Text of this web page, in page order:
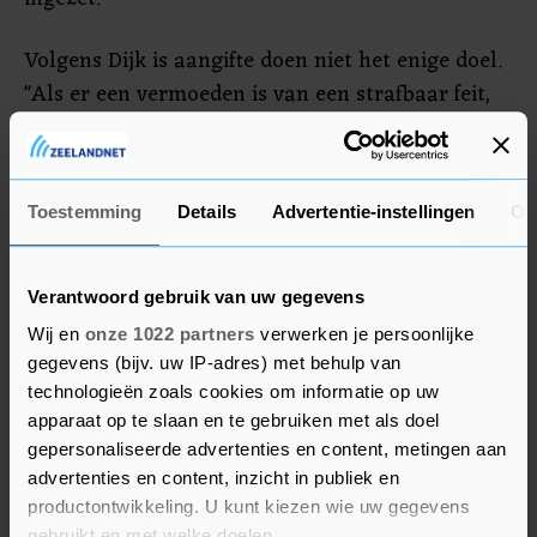
Toestemming Details Advertentie-instellingen
Verantwoord gebruik van uw gegevens
Wij en onze 1022 partners verwerken je persoonlijke
gegevens (bijv. uw IP-adres) met behulp van
technologieën zoals cookies om informatie op uw
apparaat op te slaan en te gebruiken met als doel
gepersonaliseerde advertenties en content, metingen aan
advertenties en content, inzicht in publiek en
productontwikkeling. U kunt kiezen wie uw gegevens
Volgens Dijk is aangifte doen niet het enige doel.
"Als er een vermoeden is van een strafbaar feit,
moet iemand aangifte kunnen doen. Maar
iemand moet vooral goed geïnformeerd worden
over de opties die hij heeft. Het gaat erom dat
slachtoffers een manier vinden om te komen tot
doen, maar voor anderen is dat psychische hulp
en/of lotgenotencontact." Maar als mensen
aangifte willen doen, dan moet de drempel laag
zijn, vindt Slachtofferhulp. "Een van de dingen die
dan belangrijk zijn, is duidelijke informatie over
het proces van aangifte. Dat duidelijk is dat het
een lang proces kan zijn."